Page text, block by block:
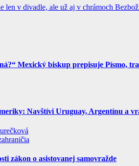
len v divadle, ale už aj v chrámoch
Mexický biskup prepisuje Písmo,
Navštívi Uruguay, Argentínu a
zákon o asistovanej samovražde